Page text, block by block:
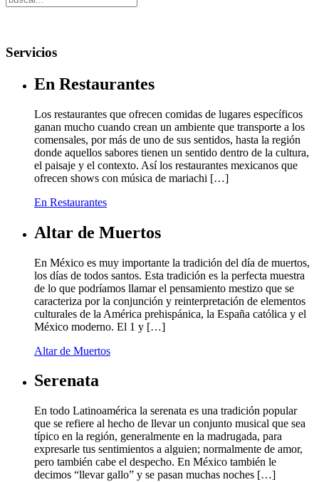
Servicios
En Restaurantes
Los restaurantes que ofrecen comidas de lugares específicos
ganan mucho cuando crean un ambiente que transporte a los
comensales, por más de uno de sus sentidos, hasta la región
donde aquellos sabores tienen un sentido dentro de la cultura,
el paisaje y el contexto. Así los restaurantes mexicanos que
ofrecen shows con música de mariachi […]
En Restaurantes
Altar de Muertos
En México es muy importante la tradición del día de muertos,
los días de todos santos. Esta tradición es la perfecta muestra
de lo que podríamos llamar el pensamiento mestizo que se
caracteriza por la conjunción y reinterpretación de elementos
culturales de la América prehispánica, la España católica y el
México moderno. El 1 y […]
Altar de Muertos
Serenata
En todo Latinoamérica la serenata es una tradición popular
que se refiere al hecho de llevar un conjunto musical que sea
típico en la región, generalmente en la madrugada, para
expresarle tus sentimientos a alguien; normalmente de amor,
pero también cabe el despecho. En México también le
decimos “llevar gallo” y se pasan muchas noches […]